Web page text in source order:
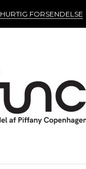
HURTIG FORSENDELSE